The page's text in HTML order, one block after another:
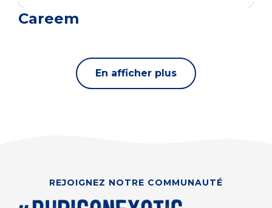
Careem
En afficher plus
REJOIGNEZ NOTRE COMMUNAUTÉ